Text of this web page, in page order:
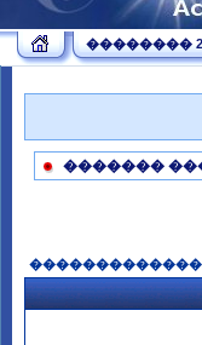
��������
�������